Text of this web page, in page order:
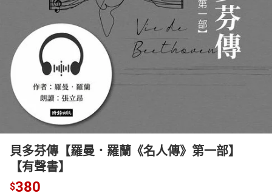
日本購物 電子/紙本書
HOT
貝多芬傳【羅曼．羅蘭《名人傳》第一部】
【有聲書】
$380